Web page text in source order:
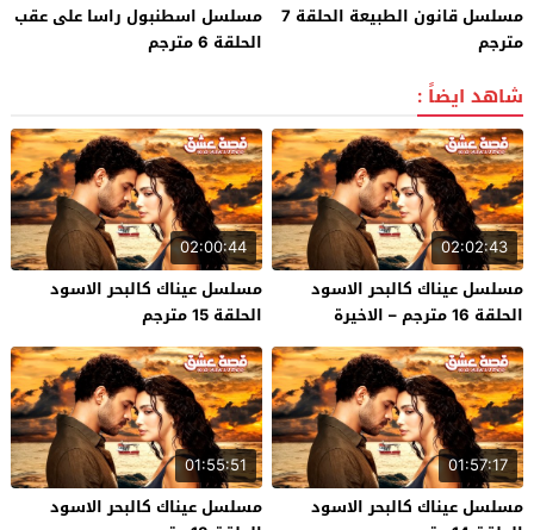
مسلسل قانون الطبيعة الحلقة 7
مترجم
مسلسل اسطنبول راسا على عقب
الحلقة 6 مترجم
شاهد ايضاً :
02:02:43
مسلسل عيناك كالبحر الاسود
الحلقة 16 مترجم – الاخيرة
02:00:44
مسلسل عيناك كالبحر الاسود
الحلقة 15 مترجم
01:57:17
مسلسل عيناك كالبحر الاسود
01:55:51
مسلسل عيناك كالبحر الاسود